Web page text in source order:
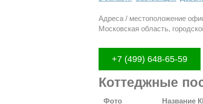
Адреса / местоположение
Московская область,
+7 (499) 648-65-59
Коттеджные
Фото
Название